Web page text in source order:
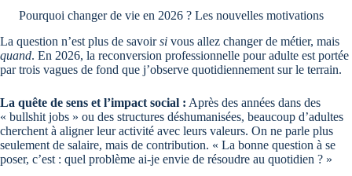
Pourquoi changer de vie en 2026 ? Les nouvelles motivations
La question n’est plus de savoirsi vous allez changer de métier, mais
quand. En 2026, la reconversion professionnelle pour adulte est portée
par trois vagues de fond que j’observe quotidiennement sur le terrain.
La quête de sens et l’impact social : Après des années dans des
« bullshit jobs » ou des structures déshumanisées, beaucoup d’adultes
cherchent à aligner leur activité avec leurs valeurs. On ne parle plus
seulement de salaire, mais de contribution. « La bonne question à se
poser, c’est : quel problème ai-je envie de résoudre au quotidien ? »